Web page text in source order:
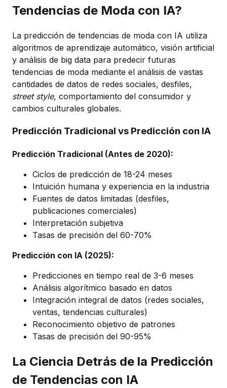
Tendencias de Moda con IA?
La predicción de tendencias de moda con IA utiliza
algoritmos de aprendizaje automático, visión artificial
y análisis de big data para predecir futuras
tendencias de moda mediante el análisis de vastas
cantidades de datos de redes sociales, desfiles,
street style, comportamiento del consumidor y
cambios culturales globales.
Predicción Tradicional vs Predicción con IA
Predicción Tradicional (Antes de 2020):
Ciclos de predicción de 18-24 meses
Intuición humana y experiencia en la industria
Fuentes de datos limitadas (desfiles,
publicaciones comerciales)
Interpretación subjetiva
Tasas de precisión del 60-70%
Predicción con IA (2025):
Predicciones en tiempo real de 3-6 meses
Análisis algorítmico basado en datos
Integración integral de datos (redes sociales,
ventas, tendencias culturales)
Reconocimiento objetivo de patrones
Tasas de precisión del 90-95%
La Ciencia Detrás de la Predicción
de Tendencias con IA